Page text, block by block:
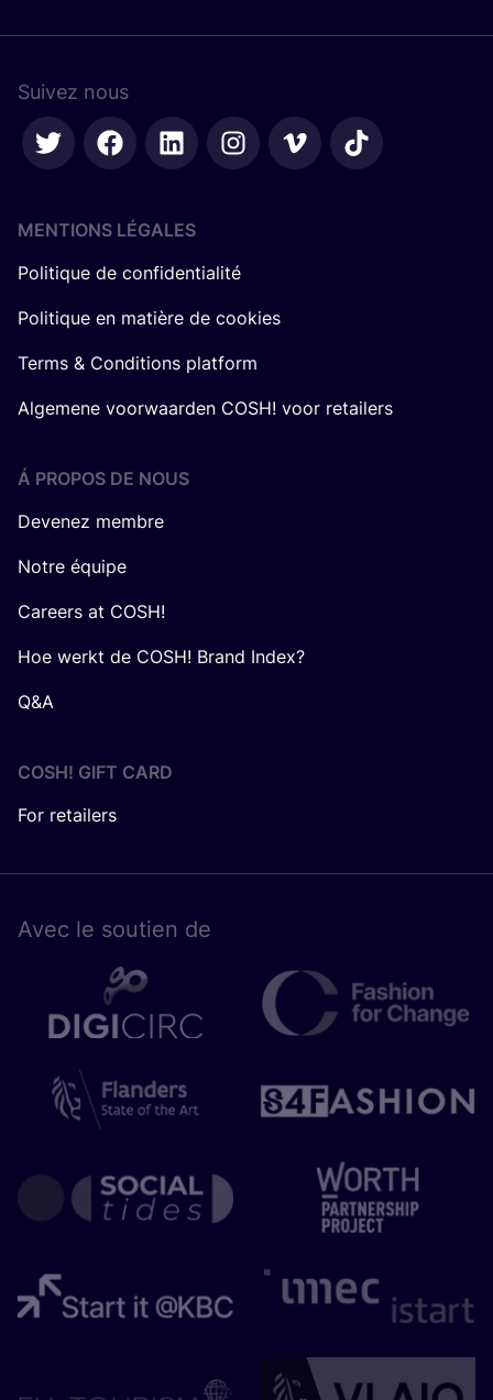
Suivez nous
MENTIONS LÉGALES
Politique de confidentialité
Politique en matière de cookies
Terms & Conditions platform
Algemene voorwaarden COSH! voor retailers
Á PROPOS DE NOUS
Devenez membre
Notre équipe
Careers at COSH!
Hoe werkt de COSH! Brand Index?
Q&A
COSH! GIFT CARD
For retailers
Avec le sou­tien de